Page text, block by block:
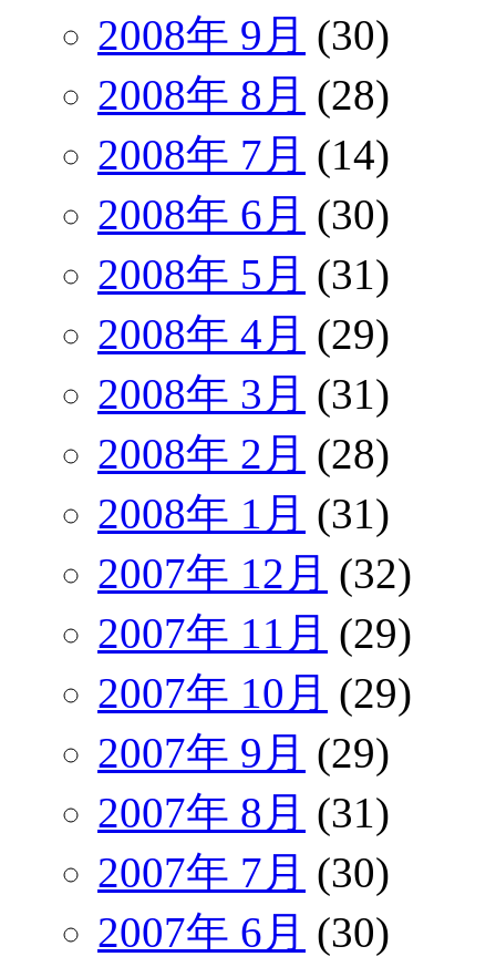
2008年 9月 (30)
2008年 8月 (28)
2008年 7月 (14)
2008年 6月 (30)
2008年 5月 (31)
2008年 4月 (29)
2008年 3月 (31)
2008年 2月 (28)
2008年 1月 (31)
2007年 12月 (32)
2007年 11月 (29)
2007年 10月 (29)
2007年 9月 (29)
2007年 8月 (31)
2007年 7月 (30)
2007年 6月 (30)